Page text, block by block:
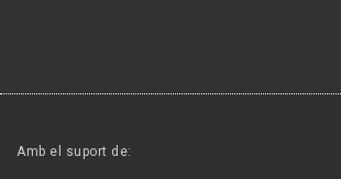
Amb el suport de: